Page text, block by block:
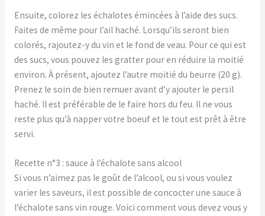
Ensuite, colorez les échalotes émincées à l’aide des sucs.
Faites de même pour l’ail haché. Lorsqu’ils seront bien
colorés, rajoutez-y du vin et le fond de veau. Pour ce qui est
des sucs, vous pouvez les gratter pour en réduire la moitié
environ. À présent, ajoutez l’autre moitié du beurre (20 g).
Prenez le soin de bien remuer avant d’y ajouter le persil
haché. Il est préférable de le faire hors du feu. Il ne vous
reste plus qu’à napper votre boeuf et le tout est prêt à être
servi.
Recette n°3 : sauce à l’échalote sans alcool
Si vous n’aimez pas le goût de l’alcool, ou si vous voulez
varier les saveurs, il est possible de concocter une sauce à
l’échalote sans vin rouge. Voici comment vous devez vous y